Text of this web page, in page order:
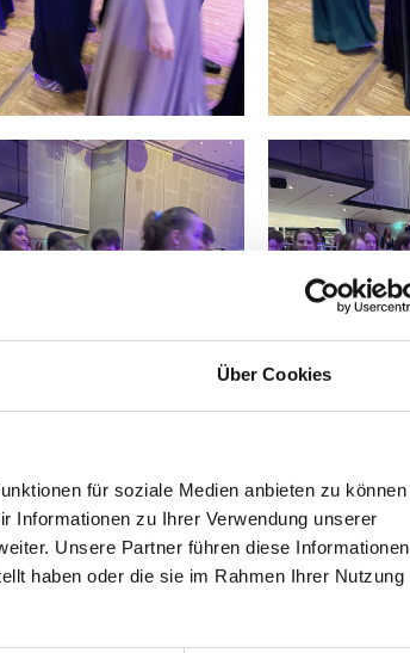
Über Cookies
für soziale Medien anbieten zu können
Informationen zu Ihrer Verwendung unserer
Unsere Partner führen diese Informationen
haben oder die sie im Rahmen Ihrer Nutzung